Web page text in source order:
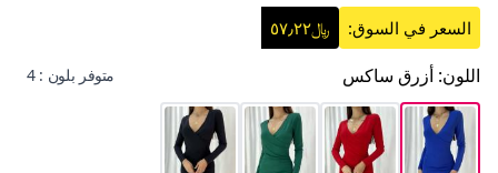
السعر في السوق: ﷼٥٧٫٢٢
اللون: أزرق ساكس متوفر بلون : 4